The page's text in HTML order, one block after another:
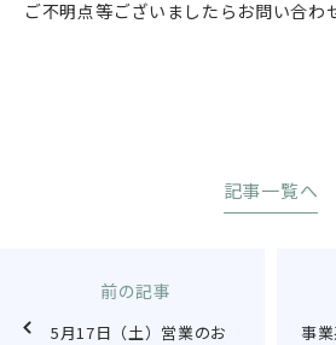
ご不明点等ございましたらお問い合わ
前の記事
5月17日（土）営業のお
記事一覧へ
事